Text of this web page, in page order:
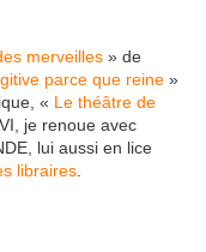
merveilles » de
parce que reine »
« Le théâtre de
je renoue avec
lui aussi en lice
libraires